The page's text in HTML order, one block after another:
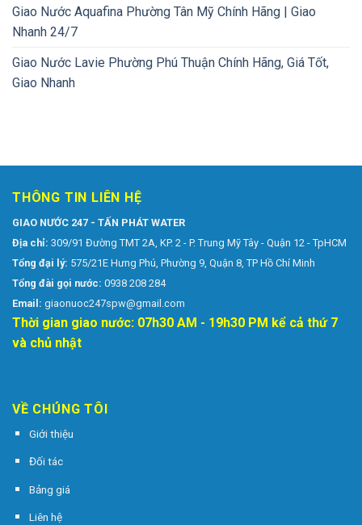
Giao Nước Aquafina Phường Tân Mỹ Chính Hãng | Giao
Nhanh 24/7
Giao Nước Lavie Phường Phú Thuận Chính Hãng, Giá Tốt,
Giao Nhanh
THÔNG TIN LIÊN HỆ
GIAO NƯỚC 247 - TẤN PHÁT WATER
Địa chỉ: 309/91 Đường TMT 2A, KP. 2 - P. Trung Mỹ Tây - Quận 12 - TpHCM
Tổng đại lý: 575/21E Hưng Phú, Phường 9, Quận 8, TP Hồ Chí Minh
Tổng đài gọi nước: 0938 208 284
Email: giaonuoc247spw@gmail.com
Thời gian giao nước: 07h30 AM - 19h30 PM kể cả thứ 7
và chủ nhật
VỀ CHÚNG TÔI
Giới thiệu
Đối tác
Bảng giá
Liên hệ